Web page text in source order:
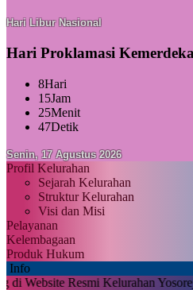
Hari Libur Nasional
Hari Proklamasi
8Hari
15Jam
25Menit
46Detik
Senin, 17 Agustus 2026
Profil Kelurahan
Sejarah Kelurahan
Struktur Kelurahan
Visi dan Misi
Pelayanan
Kelembagaan
Produk Hukum
Info
Resmi Kelurahan Yosorejo